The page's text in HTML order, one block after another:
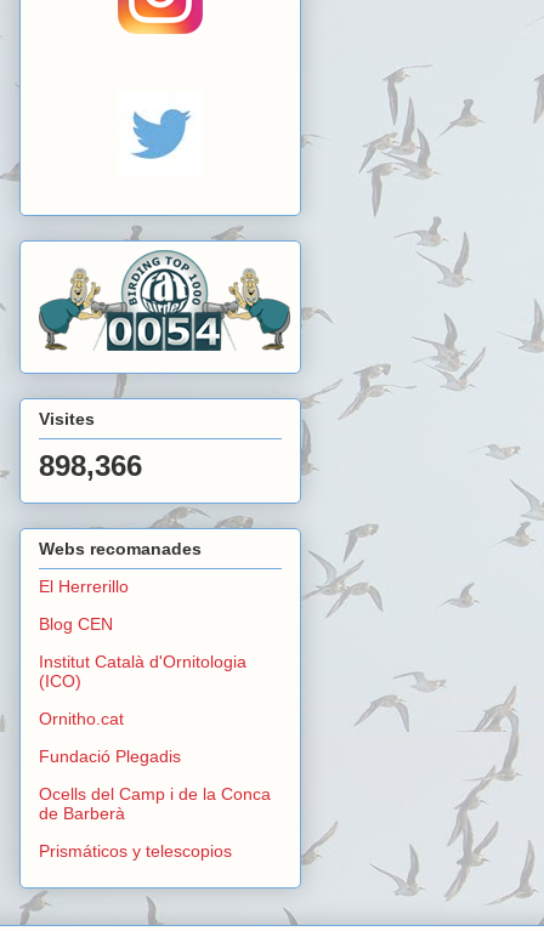
Visites
898,366
Webs recomanades
El Herrerillo
Blog CEN
Institut Català d'Ornitologia
(ICO)
Ornitho.cat
Fundació Plegadis
Ocells del Camp i de la Conca
de Barberà
Prismáticos y telescopios